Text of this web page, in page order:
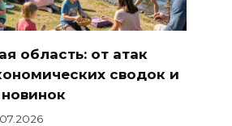
область: от атак
сводок и